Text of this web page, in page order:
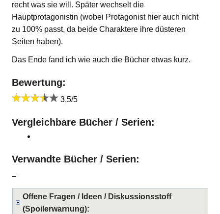
recht was sie will. Später wechselt die
Hauptprotagonistin (wobei Protagonist hier auch nicht
zu 100% passt, da beide Charaktere ihre düsteren
Seiten haben).
Das Ende fand ich wie auch die Bücher etwas kurz.
Bewertung:
3,5/5
Vergleichbare Bücher / Serien:
Verwandte Bücher / Serien:
–
Offene Fragen / Ideen / Diskussionsstoff
(Spoilerwarnung):